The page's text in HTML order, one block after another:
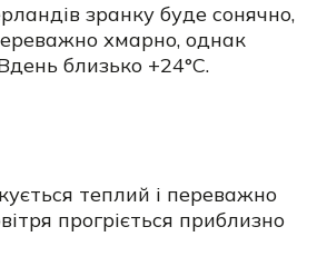
зранку буде сонячно,
хмарно, однак
близько +24°C.
теплий і переважно
прогріється приблизно